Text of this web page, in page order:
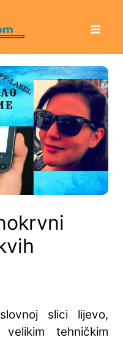
slici lijevo,
tehničkim